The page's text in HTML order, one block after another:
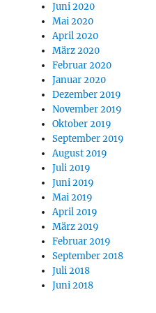
Juni 2020
Mai 2020
April 2020
März 2020
Februar 2020
Januar 2020
Dezember 2019
November 2019
Oktober 2019
September 2019
August 2019
Juli 2019
Juni 2019
Mai 2019
April 2019
März 2019
Februar 2019
September 2018
Juli 2018
Juni 2018